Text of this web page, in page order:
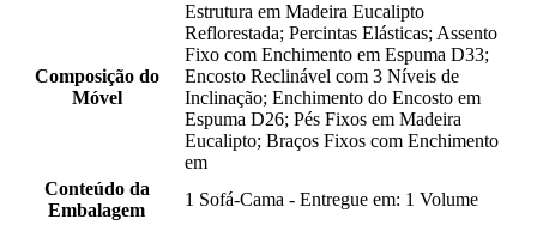
Composição do
Móvel
Estrutura em Madeira Eucalipto
Reflorestada; Percintas Elásticas; Assento
Fixo com Enchimento em Espuma D33;
Encosto Reclinável com 3 Níveis de
Inclinação; Enchimento do Encosto em
Espuma D26; Pés Fixos em Madeira
Eucalipto; Braços Fixos com Enchimento
em
Conteúdo da
Embalagem
1 Sofá-Cama - Entregue em: 1 Volume